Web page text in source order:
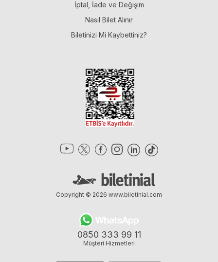
İptal, İade ve Değişim
Nasıl Bilet Alınır
Biletinizi Mi Kaybettiniz?
0850 333 99 11
Müşteri Hizmetleri
Copyright © 2026 www.biletinial.com